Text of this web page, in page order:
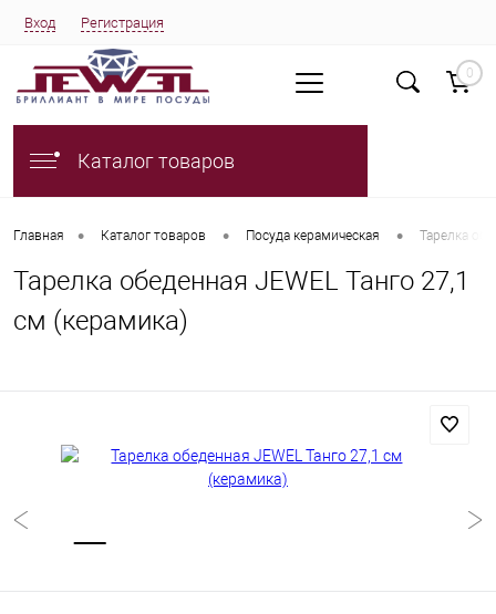
Вход Регистрация
0
Каталог товаров
Главная • Каталог товаров • Посуда керамическая • Тарелка
Тарелка обеденная JEWEL Танго 27,1
см (керамика)